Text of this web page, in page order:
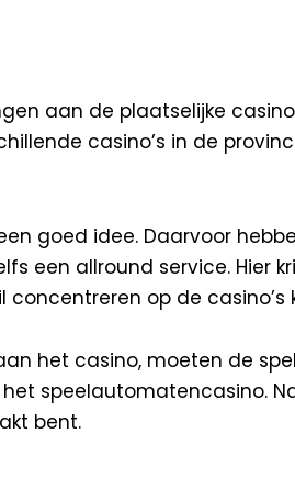
aan de plaatselijke
casino’s in de
goed idee. Daarvoor
een allround service. Hier
op de
het casino, moeten de
speelautomatencasino.
bent.